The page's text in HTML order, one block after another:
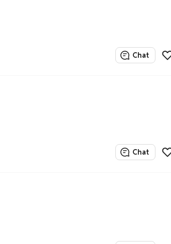
Chat
Chat